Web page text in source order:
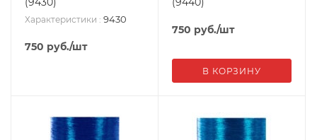
Характеристики : 9430
750 руб./шт
750 руб./шт
В КОРЗИНУ